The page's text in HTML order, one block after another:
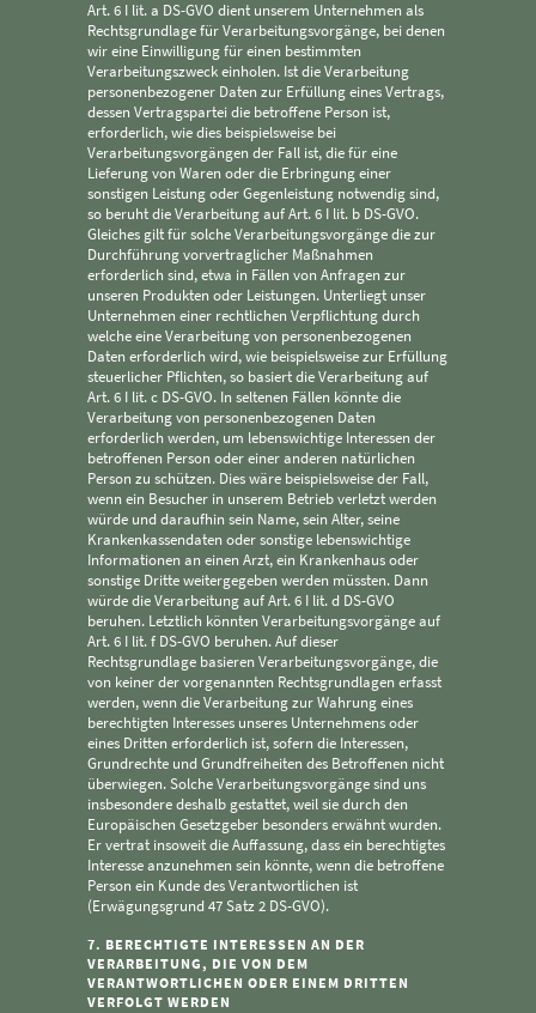
Art. 6 I lit. a DS-GVO dient unserem Unternehmen als
Rechtsgrundlage für Verarbeitungsvorgänge, bei denen
wir eine Einwilligung für einen bestimmten
Verarbeitungszweck einholen. Ist die Verarbeitung
personenbezogener Daten zur Erfüllung eines Vertrags,
dessen Vertragspartei die betroffene Person ist,
erforderlich, wie dies beispielsweise bei
Verarbeitungsvorgängen der Fall ist, die für eine
Lieferung von Waren oder die Erbringung einer
sonstigen Leistung oder Gegenleistung notwendig sind,
so beruht die Verarbeitung auf Art. 6 I lit. b DS-GVO.
Gleiches gilt für solche Verarbeitungsvorgänge die zur
Durchführung vorvertraglicher Maßnahmen
erforderlich sind, etwa in Fällen von Anfragen zur
unseren Produkten oder Leistungen. Unterliegt unser
Unternehmen einer rechtlichen Verpflichtung durch
welche eine Verarbeitung von personenbezogenen
Daten erforderlich wird, wie beispielsweise zur Erfüllung
steuerlicher Pflichten, so basiert die Verarbeitung auf
Art. 6 I lit. c DS-GVO. In seltenen Fällen könnte die
Verarbeitung von personenbezogenen Daten
erforderlich werden, um lebenswichtige Interessen der
betroffenen Person oder einer anderen natürlichen
Person zu schützen. Dies wäre beispielsweise der Fall,
wenn ein Besucher in unserem Betrieb verletzt werden
würde und daraufhin sein Name, sein Alter, seine
Krankenkassendaten oder sonstige lebenswichtige
Informationen an einen Arzt, ein Krankenhaus oder
sonstige Dritte weitergegeben werden müssten. Dann
würde die Verarbeitung auf Art. 6 I lit. d DS-GVO
beruhen. Letztlich könnten Verarbeitungsvorgänge auf
Art. 6 I lit. f DS-GVO beruhen. Auf dieser
Rechtsgrundlage basieren Verarbeitungsvorgänge, die
von keiner der vorgenannten Rechtsgrundlagen erfasst
werden, wenn die Verarbeitung zur Wahrung eines
berechtigten Interesses unseres Unternehmens oder
eines Dritten erforderlich ist, sofern die Interessen,
Grundrechte und Grundfreiheiten des Betroffenen nicht
überwiegen. Solche Verarbeitungsvorgänge sind uns
insbesondere deshalb gestattet, weil sie durch den
Europäischen Gesetzgeber besonders erwähnt wurden.
Er vertrat insoweit die Auffassung, dass ein berechtigtes
Interesse anzunehmen sein könnte, wenn die betroffene
Person ein Kunde des Verantwortlichen ist
(Erwägungsgrund 47 Satz 2 DS-GVO).
7. BERECHTIGTE INTERESSEN AN DER
VERARBEITUNG, DIE VON DEM
VERANTWORTLICHEN ODER EINEM DRITTEN
VERFOLGT WERDEN